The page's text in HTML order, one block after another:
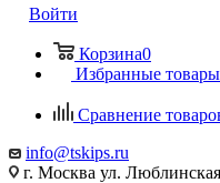
Войти
Корзина0
Избранные товары
Сравнение
info@tskips.ru
г. Москва ул.